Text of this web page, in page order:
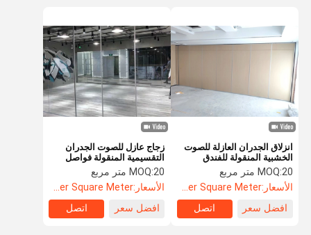
زجاج عازل للصوت الجدران
التقسيمية المنقولة فواصل
الغرف المنزلقة
MOQ:20 متر مربع
الأسعار:US$104.8 Per Square Meter
افضل سعر
اتصل
انزلاق الجدران العازلة للصوت
الخشبية المنقولة للفندق
MOQ:20 متر مربع
الأسعار:US$88.5 Per Square Meter
افضل سعر
اتصل